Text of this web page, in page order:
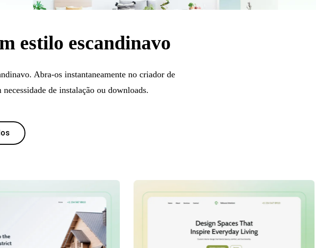
estilo escandinavo
Abra-os instantaneamente no criador de
de instalação ou downloads.